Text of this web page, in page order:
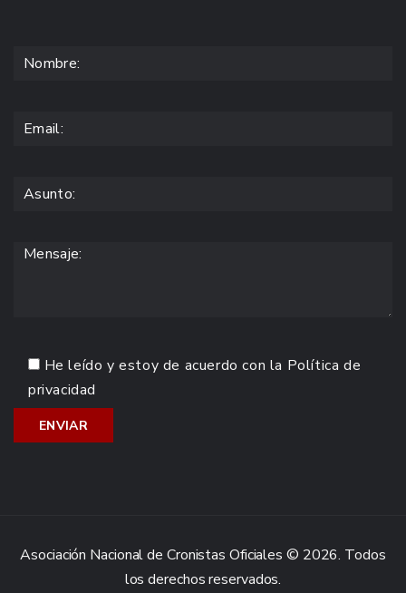
He leído y estoy de acuerdo con la Política de
privacidad
Asociación Nacional de Cronistas Oficiales © 2026. Todos
los derechos reservados.